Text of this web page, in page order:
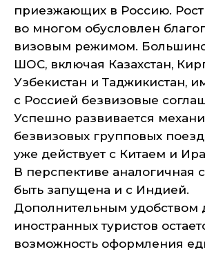
приезжающих в Россию. Рост
во многом обусловлен
визовым режимом.
ШОС, включая Казахстан,
Узбекистан и Таджикистан,
с Россией безвизовые
Успешно развивается
безвизовых групповых
уже действует с Китаем и
В перспективе аналогичная
быть запущена и с Индией.
Дополнительным удобством
иностранных туристов
возможность оформления